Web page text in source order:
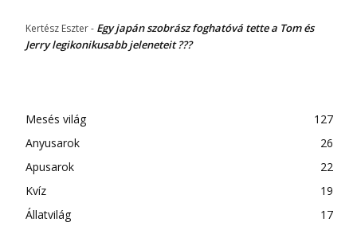
Kertész Eszter- Egy japán szobrász foghatóvá tette a Tom és
Jerry legikonikusabb jeleneteit ???
Mesés világ
127
Anyusarok
26
Apusarok
22
Kvíz
19
Állatvilág
17